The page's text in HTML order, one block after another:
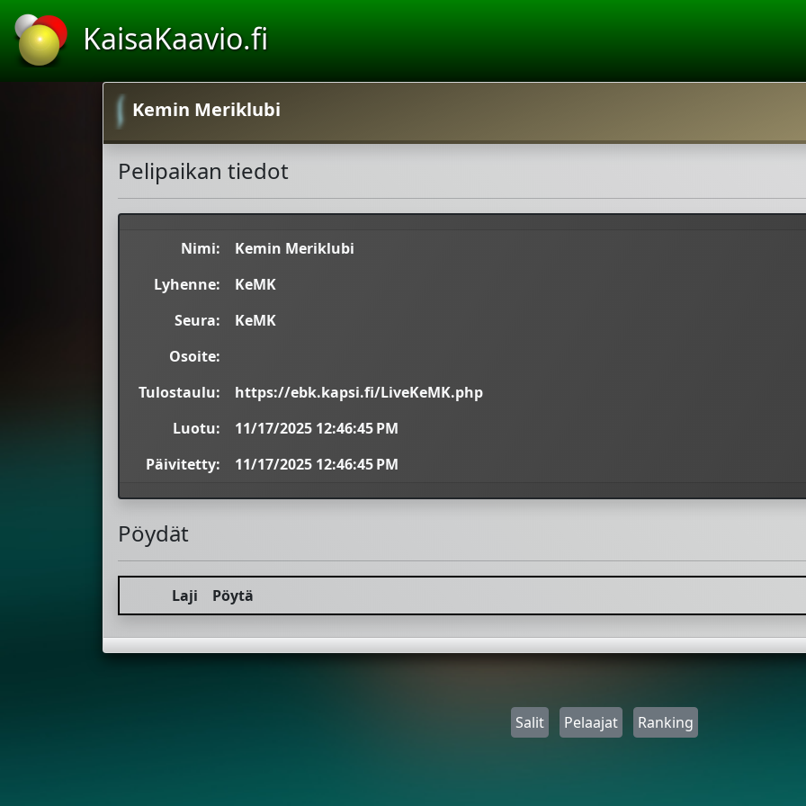
KaisaKaavio.fi
Kemin Meriklubi
Pelipaikan tiedot
Nimi:
Kemin Meriklubi
Lyhenne:
KeMK
Seura:
KeMK
Osoite:
Tulostaulu:
https://ebk.kapsi.fi/LiveKeMK.php
Luotu:
11/17/2025 12:46:45 PM
Päivitetty:
11/17/2025 12:46:45 PM
Pöydät
Laji Pöytä
Salit Pelaajat Ranking